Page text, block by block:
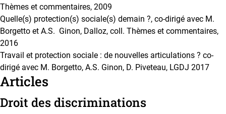
Thèmes et commentaires, 2009
Quelle(s) protection(s) sociale(s) demain ?, co-dirigé avec M.
Borgetto et A.S. Ginon, Dalloz, coll. Thèmes et commentaires,
2016
Travail et protection sociale : de nouvelles articulations ? co-
dirigé avec M. Borgetto, A.S. Ginon, D. Piveteau, LGDJ 2017
Articles
Droit des discriminations